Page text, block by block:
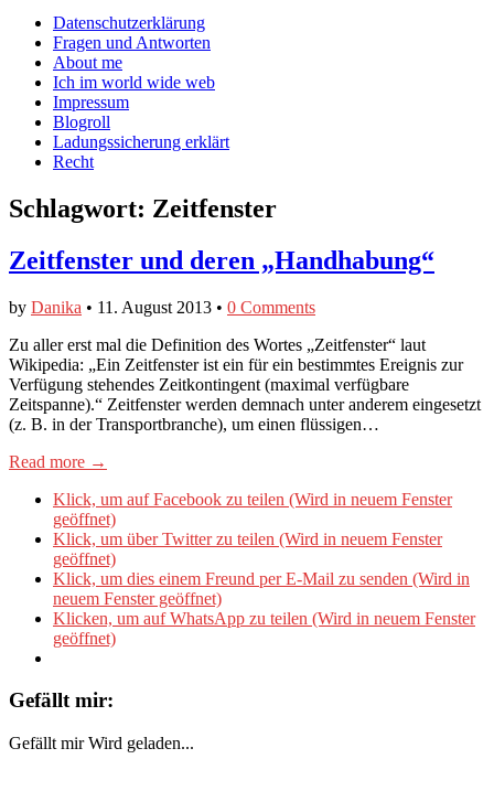
Facebook
anzeigen
Twitter
anzeigen
auf
Instagram
anzeigen
Main
menu
Skip
content
Datenschutzerklärung
Fragen und Antworten
About me
Ich im world wide web
Impressum
Blogroll
Ladungssicherung erklärt
Recht
Schlagwort: Zeitfenster
Zeitfenster und deren „Handhabung“
by Danika • 11. August 2013 • 0 Comments
Zu aller erst mal die Definition des Wortes „Zeitfenster“ laut
Wikipedia: „Ein Zeitfenster ist ein für ein bestimmtes Ereignis zur
Verfügung stehendes Zeitkontingent (maximal verfügbare
Zeitspanne).“ Zeitfenster werden demnach unter anderem eingesetzt
(z. B. in der Transportbranche), um einen flüssigen…
Read more →
Klick, um auf Facebook zu teilen (Wird in neuem Fenster
geöffnet)
Klick, um über Twitter zu teilen (Wird in neuem Fenster
geöffnet)
Klick, um dies einem Freund per E-Mail zu senden (Wird in
neuem Fenster geöffnet)
Klicken, um auf WhatsApp zu teilen (Wird in neuem Fenster
geöffnet)
Gefällt mir:
Gefällt mir Wird geladen...